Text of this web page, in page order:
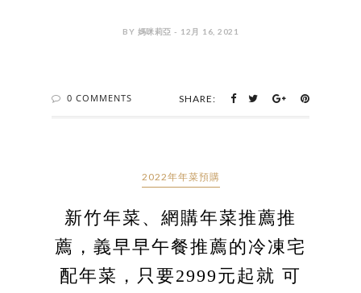
BY 媽咪莉亞 - 12月 16, 2021
0 COMMENTS SHARE:
2022年年菜預購
新竹年菜、網購年菜推薦推
薦，義早早午餐推薦的冷凍宅
配年菜，只要2999元起就 可